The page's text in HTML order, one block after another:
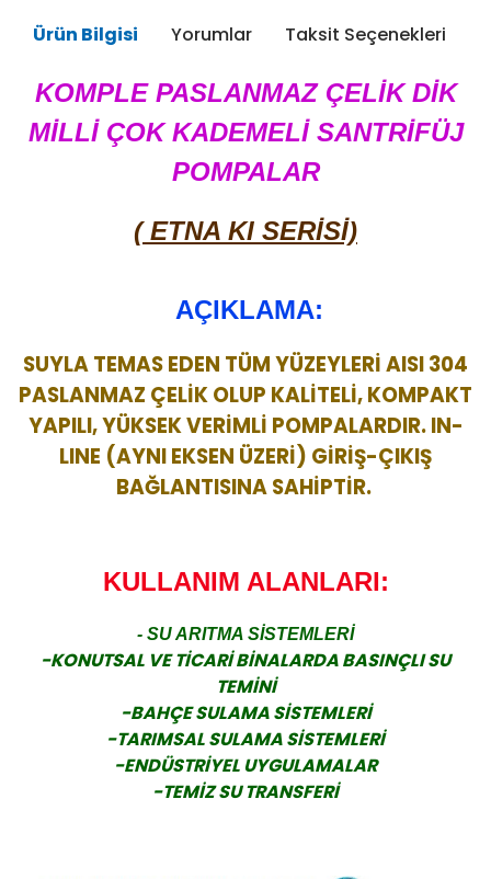
Ürün Bilgisi Yorumlar Taksit Seçenekleri
KOMPLE PASLANMAZ ÇELİK DİK
MİLLİ ÇOK KADEMELİ SANTRİFÜJ
POMPALAR
( ETNA KI SERİSİ)
AÇIKLAMA:
SUYLA TEMAS EDEN TÜM YÜZEYLERİ AISI 304
PASLANMAZ ÇELİK OLUP KALİTELİ, KOMPAKT
YAPILI, YÜKSEK VERİMLİ POMPALARDIR. IN-
LINE (AYNI EKSEN ÜZERİ) GİRİŞ-ÇIKIŞ
BAĞLANTISINA SAHİPTİR.
KULLANIM ALANLARI:
- SU ARITMA SİSTEMLERİ
-KONUTSAL VE TİCARİ BİNALARDA BASINÇLI SU
TEMİNİ
-BAHÇE SULAMA SİSTEMLERİ
-TARIMSAL SULAMA SİSTEMLERİ
-ENDÜSTRİYEL UYGULAMALAR
-TEMİZ SU TRANSFERİ